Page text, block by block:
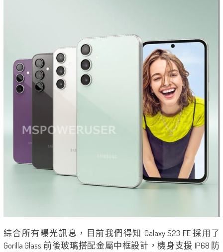
綜合所有曝光訊息，目前我們得知 Galaxy S23 FE 採用了
Gorilla Glass 前後玻璃搭配金屬中框設計，機身支援 IP68 防